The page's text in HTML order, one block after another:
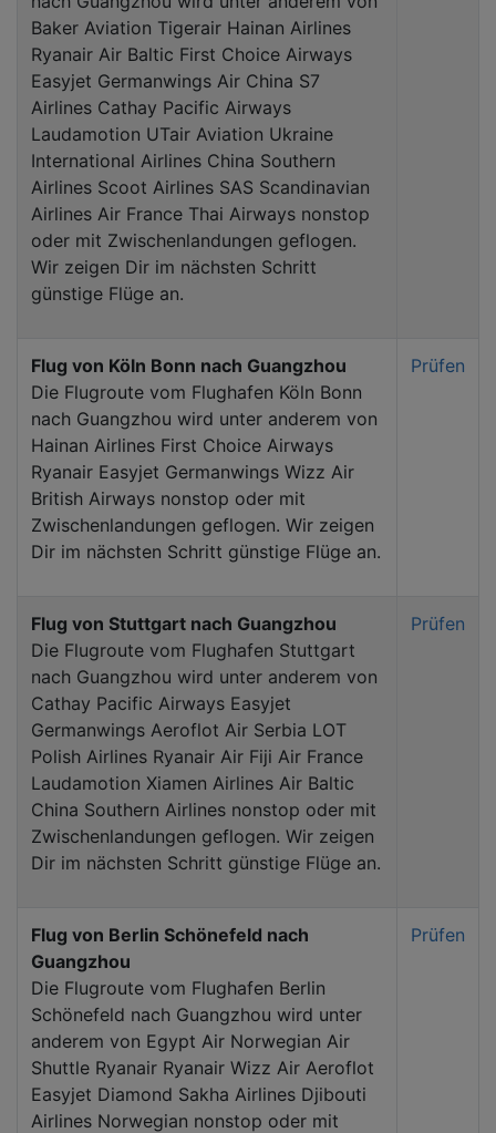
Baker Aviation Tigerair Hainan Airlines
Ryanair Air Baltic First Choice Airways
Easyjet Germanwings Air China S7
Airlines Cathay Pacific Airways
Laudamotion UTair Aviation Ukraine
International Airlines China Southern
Airlines Scoot Airlines SAS Scandinavian
Airlines Air France Thai Airways nonstop
oder mit Zwischenlandungen geflogen.
Wir zeigen Dir im nächsten Schritt
günstige Flüge an.
Flug von Köln Bonn nach Guangzhou
Die Flugroute vom Flughafen Köln Bonn
nach Guangzhou wird unter anderem von
Hainan Airlines First Choice Airways
Ryanair Easyjet Germanwings Wizz Air
British Airways nonstop oder mit
Zwischenlandungen geflogen. Wir zeigen
Dir im nächsten Schritt günstige Flüge an.
Prüfen
Flug von Stuttgart nach Guangzhou
Die Flugroute vom Flughafen Stuttgart
nach Guangzhou wird unter anderem von
Cathay Pacific Airways Easyjet
Germanwings Aeroflot Air Serbia LOT
Polish Airlines Ryanair Air Fiji Air France
Laudamotion Xiamen Airlines Air Baltic
China Southern Airlines nonstop oder mit
Zwischenlandungen geflogen. Wir zeigen
Dir im nächsten Schritt günstige Flüge an.
Prüfen
Flug von Berlin Schönefeld nach
Guangzhou
Die Flugroute vom Flughafen Berlin
Schönefeld nach Guangzhou wird unter
anderem von Egypt Air Norwegian Air
Shuttle Ryanair Ryanair Wizz Air Aeroflot
Easyjet Diamond Sakha Airlines Djibouti
Airlines Norwegian nonstop oder mit
Prüfen